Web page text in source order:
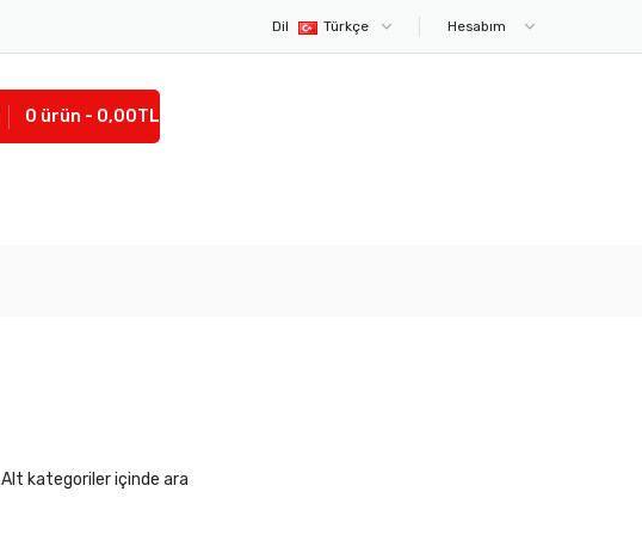
Dil Türkçe Hesabım
0 ürün - 0,00TL
Alt kategoriler içinde ara